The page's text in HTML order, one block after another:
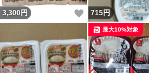
3,300 円 いいね！
715円
最大10%対象